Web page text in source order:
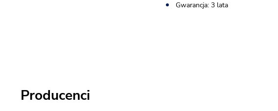
Gwarancja: 3 lata
Producenci